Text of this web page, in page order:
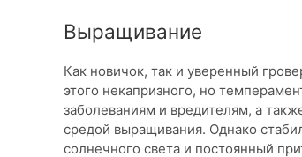
Выращивание
Как новичок, так и уверенный
этого некапризного, но
заболеваниям и вредителям, а
средой выращивания. Однако
солнечного света и постоянный